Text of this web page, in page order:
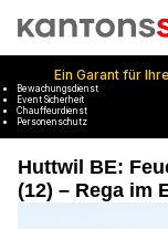
Huttwil BE:
(12) – Rega im